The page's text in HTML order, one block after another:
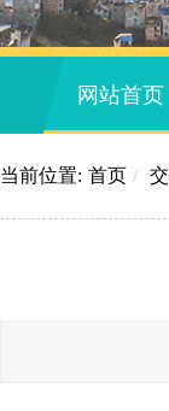
网站首页
当前位置: 首页 /